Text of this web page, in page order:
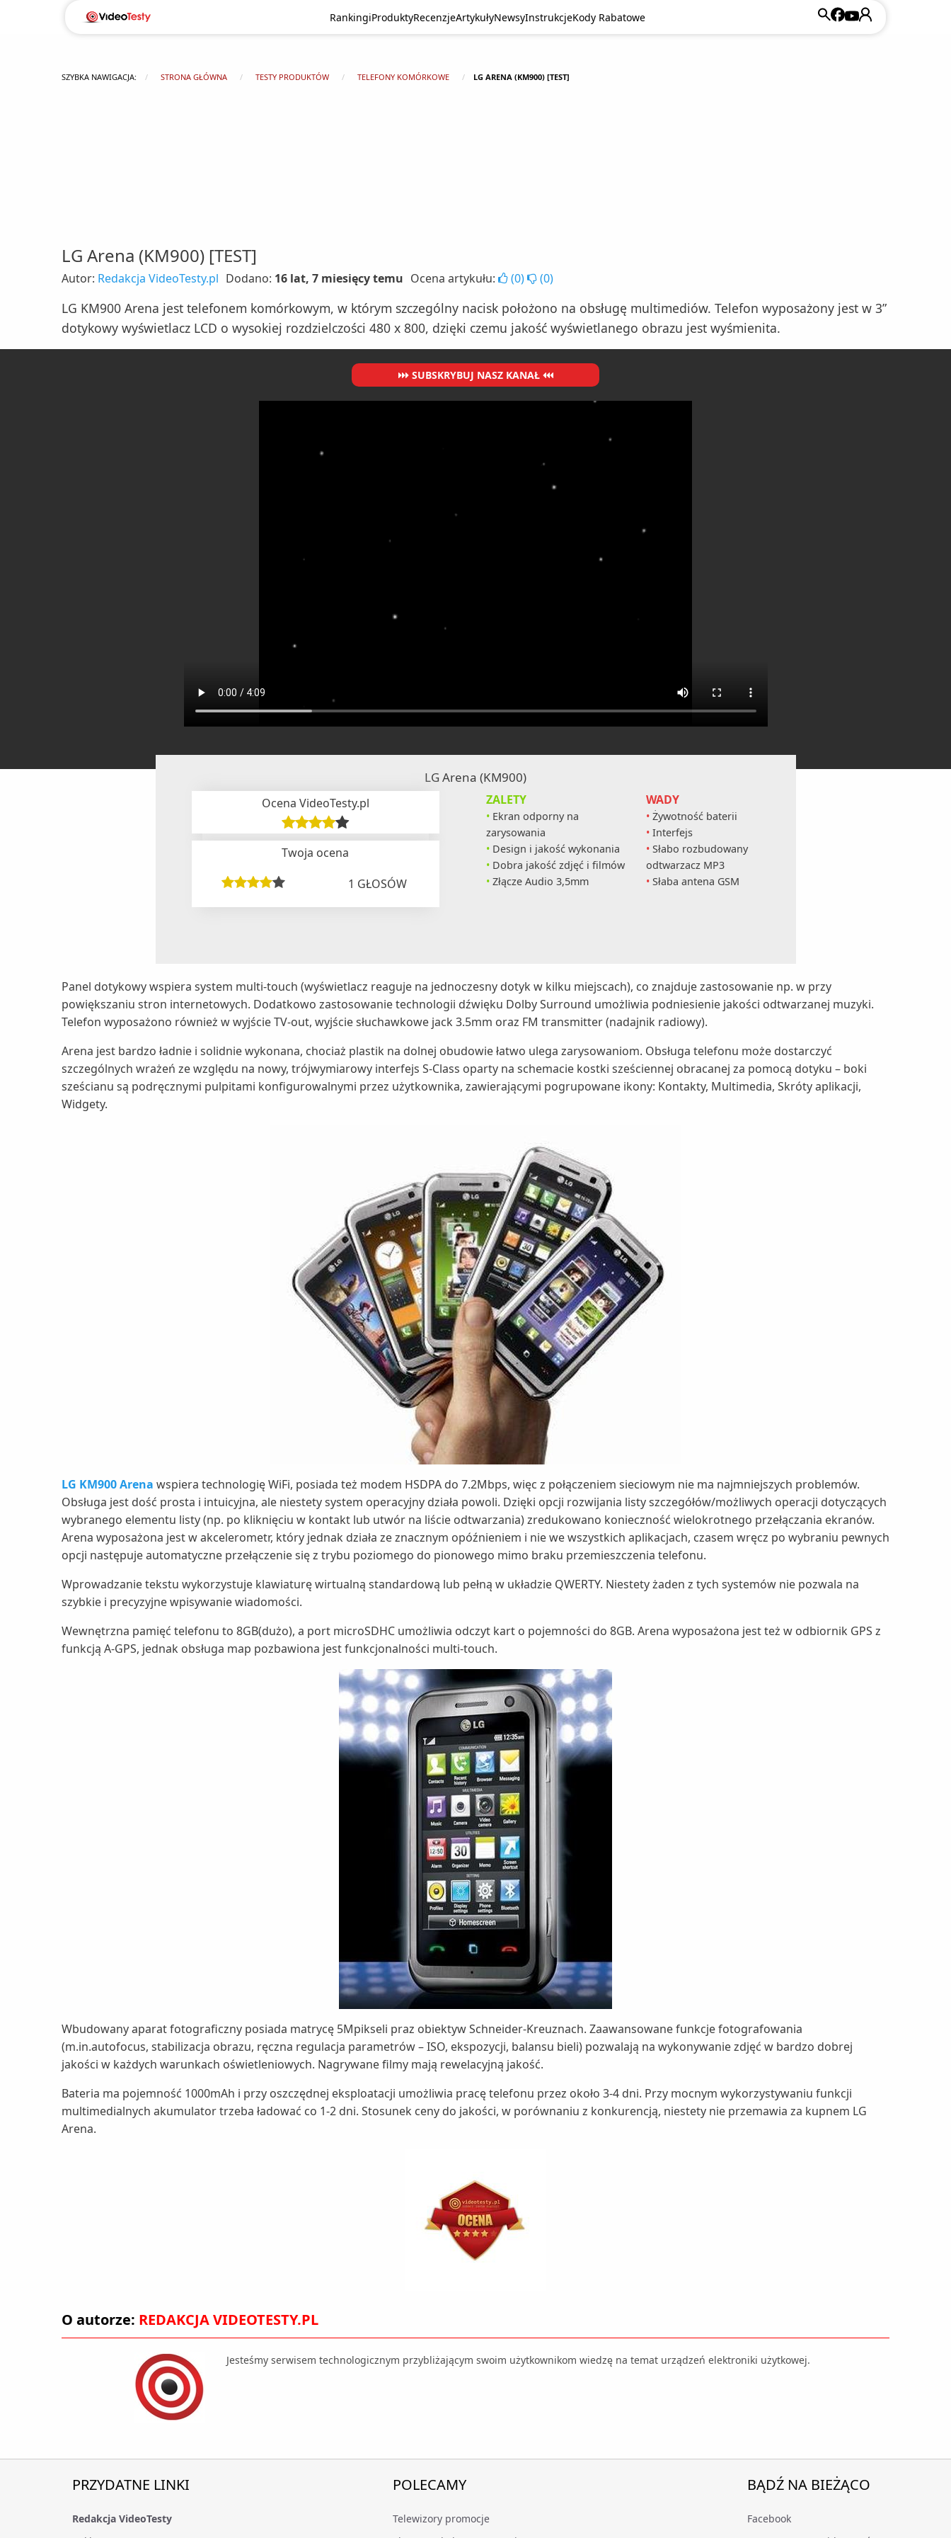
RankingiProduktyRecenzjeArtykułyNewsyInstrukcjeKody Rabatowe
SZYBKA NAWIGACJA: STRONA GŁÓWNA TESTY PRODUKTÓW TELEFONY KOMÓRKOWE LG ARENA (KM900) [TEST]
LG Arena (KM900) [TEST]
Autor: Redakcja VideoTesty.pl Dodano: 16 lat, 7 miesięcy temu Ocena artykułu: (0) (0)
LG KM900 Arena jest telefonem komórkowym, w którym szczególny nacisk położono na obsługę multimediów. Telefon wyposażony jest w 3”
dotykowy wyświetlacz LCD o wysokiej rozdzielczości 480 x 800, dzięki czemu jakość wyświetlanego obrazu jest wyśmienita.
SUBSKRYBUJ NASZ KANAŁ
LG Arena (KM900)
Ocena VideoTesty.pl
Twoja ocena
1 GŁOSÓW
ZALETY
Ekran odporny na
zarysowania
Design i jakość wykonania
Dobra jakość zdjęć i filmów
Złącze Audio 3,5mm
WADY
Żywotność baterii
Interfejs
Słabo rozbudowany
odtwarzacz MP3
Słaba antena GSM
Panel dotykowy wspiera system multi-touch (wyświetlacz reaguje na jednoczesny dotyk w kilku miejscach), co znajduje zastosowanie np. w przy
powiększaniu stron internetowych. Dodatkowo zastosowanie technologii dźwięku Dolby Surround umożliwia podniesienie jakości odtwarzanej muzyki.
Telefon wyposażono również w wyjście TV-out, wyjście słuchawkowe jack 3.5mm oraz FM transmitter (nadajnik radiowy).
Arena jest bardzo ładnie i solidnie wykonana, chociaż plastik na dolnej obudowie łatwo ulega zarysowaniom. Obsługa telefonu może dostarczyć
szczególnych wrażeń ze względu na nowy, trójwymiarowy interfejs S-Class oparty na schemacie kostki sześciennej obracanej za pomocą dotyku – boki
sześcianu są podręcznymi pulpitami konfigurowalnymi przez użytkownika, zawierającymi pogrupowane ikony: Kontakty, Multimedia, Skróty aplikacji,
Widgety.
LG KM900 Arena wspiera technologię WiFi, posiada też modem HSDPA do 7.2Mbps, więc z połączeniem sieciowym nie ma najmniejszych problemów.
Obsługa jest dość prosta i intuicyjna, ale niestety system operacyjny działa powoli. Dzięki opcji rozwijania listy szczegółów/możliwych operacji dotyczących
wybranego elementu listy (np. po kliknięciu w kontakt lub utwór na liście odtwarzania) zredukowano konieczność wielokrotnego przełączania ekranów.
Arena wyposażona jest w akcelerometr, który jednak działa ze znacznym opóźnieniem i nie we wszystkich aplikacjach, czasem wręcz po wybraniu pewnych
opcji następuje automatyczne przełączenie się z trybu poziomego do pionowego mimo braku przemieszczenia telefonu.
Wprowadzanie tekstu wykorzystuje klawiaturę wirtualną standardową lub pełną w układzie QWERTY. Niestety żaden z tych systemów nie pozwala na
szybkie i precyzyjne wpisywanie wiadomości.
Wewnętrzna pamięć telefonu to 8GB(dużo), a port microSDHC umożliwia odczyt kart o pojemności do 8GB. Arena wyposażona jest też w odbiornik GPS z
funkcją A-GPS, jednak obsługa map pozbawiona jest funkcjonalności multi-touch.
Wbudowany aparat fotograficzny posiada matrycę 5Mpikseli praz obiektyw Schneider-Kreuznach. Zaawansowane funkcje fotografowania
(m.in.autofocus, stabilizacja obrazu, ręczna regulacja parametrów – ISO, ekspozycji, balansu bieli) pozwalają na wykonywanie zdjęć w bardzo dobrej
jakości w każdych warunkach oświetleniowych. Nagrywane filmy mają rewelacyjną jakość.
Bateria ma pojemność 1000mAh i przy oszczędnej eksploatacji umożliwia pracę telefonu przez około 3-4 dni. Przy mocnym wykorzystywaniu funkcji
multimedialnych akumulator trzeba ładować co 1-2 dni. Stosunek ceny do jakości, w porównaniu z konkurencją, niestety nie przemawia za kupnem LG
Arena.
O autorze: REDAKCJA VIDEOTESTY.PL
Jesteśmy serwisem technologicznym przybliżającym swoim użytkownikom wiedzę na temat urządzeń elektroniki użytkowej.
PRZYDATNE LINKI
Redakcja VideoTesty
POLECAMY
Telewizory promocje
BĄDŹ NA BIEŻĄCO
Facebook